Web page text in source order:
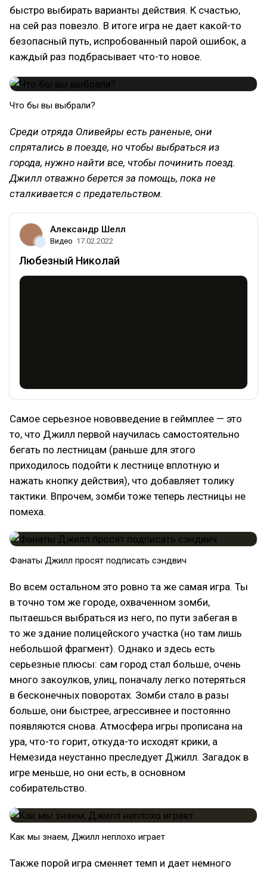
быстро выбирать варианты действия. К счастью,
на сей раз повезло. В итоге игра не дает какой-то
безопасный путь, испробованный парой ошибок, а
каждый раз подбрасывает что-то новое.
Что бы вы выбрали?
Среди отряда Оливейры есть раненые, они
спрятались в поезде, но чтобы выбраться из
города, нужно найти все, чтобы починить поезд.
Джилл отважно берется за помощь, пока не
сталкивается с предательством.
Александр Шелл
Видео 17.02.2022
Любезный Николай
Самое серьезное нововведение в геймплее — это
то, что Джилл первой научилась самостоятельно
бегать по лестницам (раньше для этого
приходилось подойти к лестнице вплотную и
нажать кнопку действия), что добавляет толику
тактики. Впрочем, зомби тоже теперь лестницы не
помеха.
Фанаты Джилл просят подписать сэндвич
Во всем остальном это ровно та же самая игра. Ты
в точно том же городе, охваченном зомби,
пытаешься выбраться из него, по пути забегая в
то же здание полицейского участка (но там лишь
небольшой фрагмент). Однако и здесь есть
серьезные плюсы: сам город стал больше, очень
много закоулков, улиц, поначалу легко потеряться
в бесконечных поворотах. Зомби стало в разы
больше, они быстрее, агрессивнее и постоянно
появляются снова. Атмосфера игры прописана на
ура, что-то горит, откуда-то исходят крики, а
Немезида неустанно преследует Джилл. Загадок в
игре меньше, но они есть, в основном
собирательство.
Как мы знаем, Джилл неплохо играет
Также порой игра сменяет темп и дает немного